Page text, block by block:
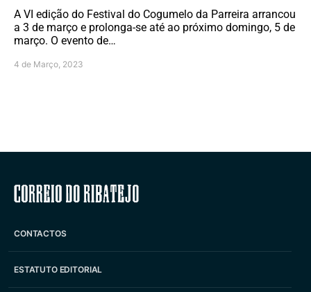
A VI edição do Festival do Cogumelo da Parreira arrancou
a 3 de março e prolonga-se até ao próximo domingo, 5 de
março. O evento de…
4 de Março, 2023
Correio do Ribatejo
CONTACTOS
ESTATUTO EDITORIAL